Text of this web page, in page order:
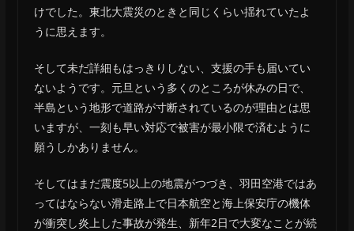
けでした。東北大震災のときと同じくらい揺れていたよ
うに思えます。
そして未だ詳細もはっきりしない、支援の手も届いてい
ないようです。元旦という多くのところが休みの日で、
半島という地形で道路が寸断されているのが理由とは思
いますが、一刻も早い対応で被害が最小限で済むように
願うしかありません。
そしてはまだ震度5以上の地震がつづき、羽田空港ではあ
ってはならない滑走路上で日本航空と海上保安庁の機体
が衝突し炎上した事故が発生、新年2日で大変なことが続